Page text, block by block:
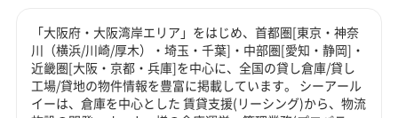
「大阪府・大阪湾岸エリア」をはじめ、首都圏[東京・神奈
川（横浜/川崎/厚木）・埼玉・千葉]・中部圏[愛知・静岡]・
近畿圏[大阪・京都・兵庫]を中心に、全国の貸し倉庫/貸し
工場/貸地の物件情報を豊富に掲載しています。 シーアール
イーは、倉庫を中心とした 賃貸支援(リーシング)から、物流